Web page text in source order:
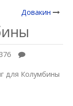
Довакин
для Колумбины